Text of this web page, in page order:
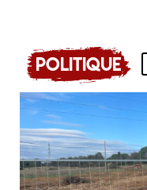
Politique